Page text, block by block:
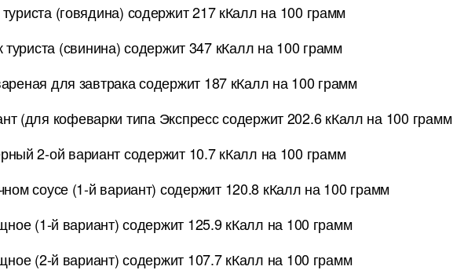
(говядина) содержит 217 кКалл на 100 грамм
туриста (свинина) содержит 347 кКалл на 100 грамм
для завтрака содержит 187 кКалл на 100 грамм
(для кофеварки типа Экспресс содержит 202.6 кКалл на 100 грамм
2-ой вариант содержит 10.7 кКалл на 100 грамм
соусе (1-й вариант) содержит 120.8 кКалл на 100 грамм
(1-й вариант) содержит 125.9 кКалл на 100 грамм
(2-й вариант) содержит 107.7 кКалл на 100 грамм